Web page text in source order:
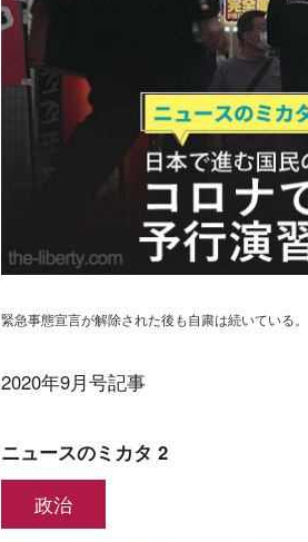
緊急事態宣言が解除された後も自粛は続いている
2020年9月号記事
ニュースのミカタ 2
政治